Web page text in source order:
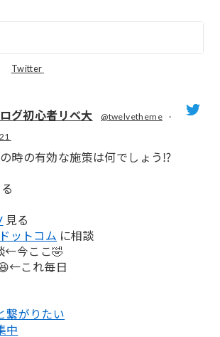
Twitter
グ初心者リベ大 @twelvetheme
·
時の有効な施策は何でしょう⁉️
見る
ットコム に相談
←今ここ🤣
これ毎日
繋がりたい
中